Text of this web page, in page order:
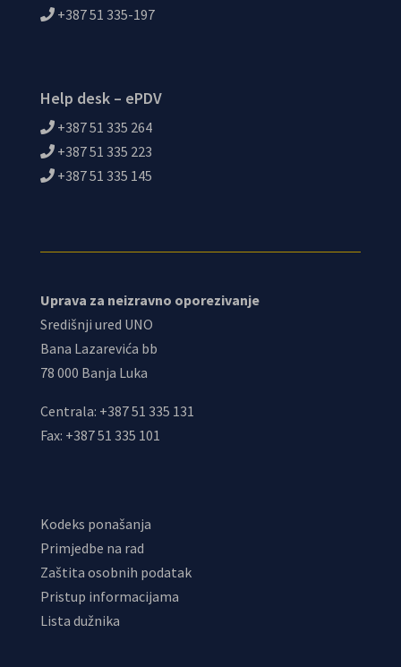
+387 51 335-197
Help desk – ePDV
+387 51 335 264
+387 51 335 223
+387 51 335 145
Uprava za neizravno oporezivanje
Središnji ured UNO
Bana Lazarevića bb
78 000 Banja Luka
Centrala: +387 51 335 131
Fax: +387 51 335 101
Kodeks ponašanja
Primjedbe na rad
Zaštita osobnih podatak
Pristup informacijama
Lista dužnika